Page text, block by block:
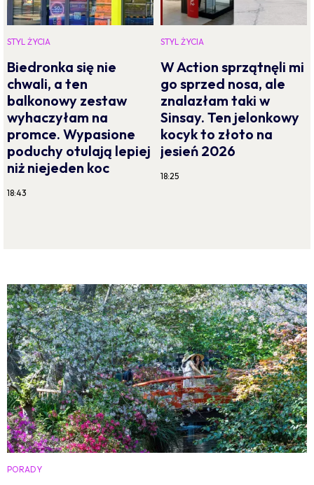
STYL ŻYCIA
Biedronka się nie
chwali, a ten
balkonowy zestaw
wyhaczyłam na
promce. Wypasione
poduchy otulają lepiej
niż niejeden koc
18:43
STYL ŻYCIA
W Action sprzątnęli mi
go sprzed nosa, ale
znalazłam taki w
Sinsay. Ten jelonkowy
kocyk to złoto na
jesień 2026
18:25
PORADY